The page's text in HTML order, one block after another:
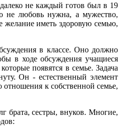
не каждый готов был в 19
не любовь нужна, а мужество,
желание иметь здоровую семью,
в классе. Оно должно
в ходе обсуждения учащиеся
появятся в семье. Задача
Он - естественный элемент
отношения к собственной семье,
брата, сестры, внуков. Многие,